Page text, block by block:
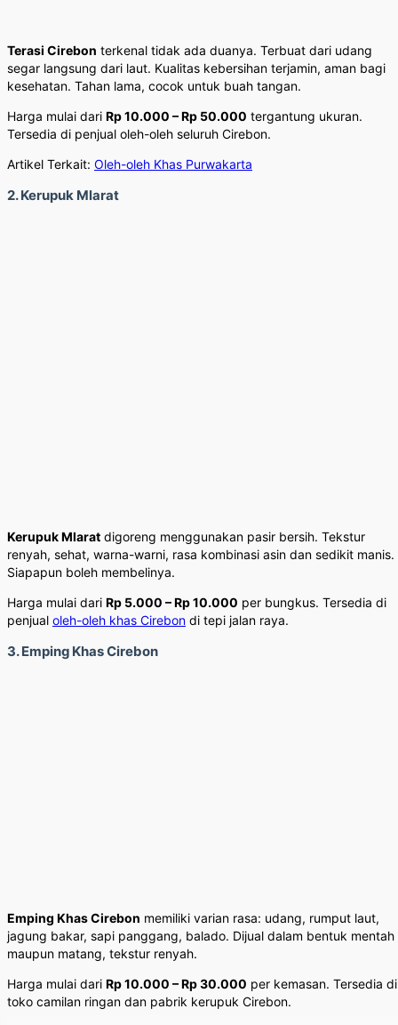
Terasi Cirebon terkenal tidak ada duanya. Terbuat dari udang
segar langsung dari laut. Kualitas kebersihan terjamin, aman bagi
kesehatan. Tahan lama, cocok untuk buah tangan.
Harga mulai dari Rp 10.000 – Rp 50.000 tergantung ukuran.
Tersedia di penjual oleh-oleh seluruh Cirebon.
Artikel Terkait: Oleh-oleh Khas Purwakarta
2. Kerupuk Mlarat
Kerupuk Mlarat digoreng menggunakan pasir bersih. Tekstur
renyah, sehat, warna-warni, rasa kombinasi asin dan sedikit manis.
Siapapun boleh membelinya.
Harga mulai dari Rp 5.000 – Rp 10.000 per bungkus. Tersedia di
penjual oleh-oleh khas Cirebon di tepi jalan raya.
3. Emping Khas Cirebon
Emping Khas Cirebon memiliki varian rasa: udang, rumput laut,
jagung bakar, sapi panggang, balado. Dijual dalam bentuk mentah
maupun matang, tekstur renyah.
Harga mulai dari Rp 10.000 – Rp 30.000 per kemasan. Tersedia di
toko camilan ringan dan pabrik kerupuk Cirebon.